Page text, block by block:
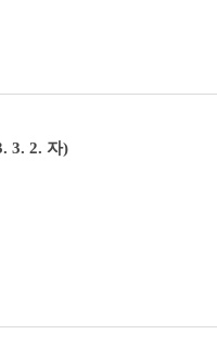
3. 2. 자)